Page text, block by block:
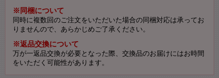
※同梱について
同時に複数回のご注文をいただいた場合の同梱対応は承ってお
りませんので、あらかじめご了承ください。
※返品交換について
万が一返品交換が必要となった際、交換品のお届けにはお時間
をいただく可能性があります。